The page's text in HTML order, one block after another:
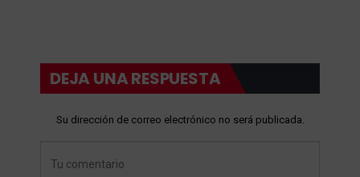
DEJA UNA RESPUESTA
Su dirección de correo electrónico no será publicada.